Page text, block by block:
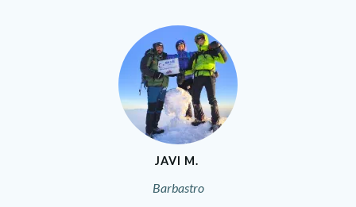
JAVI M.
Barbastro